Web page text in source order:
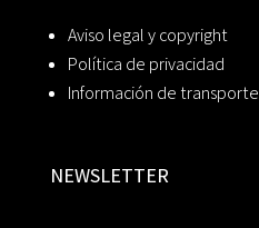
Aviso legal y copyright
Política de privacidad
Información de transporte
NEWSLETTER